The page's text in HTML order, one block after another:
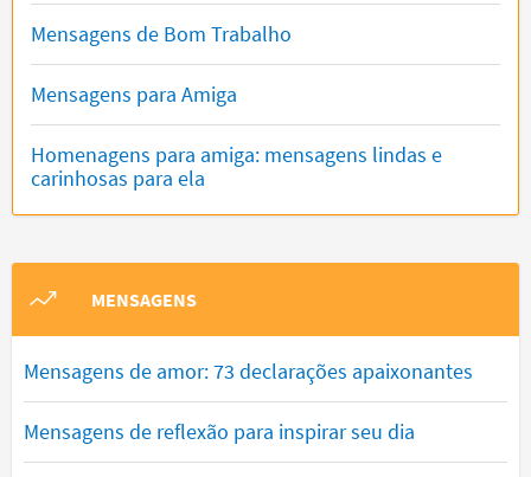
Mensagens de Bom Trabalho
Mensagens para Amiga
Homenagens para amiga: mensagens lindas e
carinhosas para ela
MENSAGENS
Mensagens de amor: 73 declarações apaixonantes
Mensagens de reflexão para inspirar seu dia